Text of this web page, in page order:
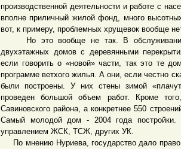
производственной деятельности и работе с
вполне приличный жилой фонд, много
вот, к примеру, проблемных хрущевок вообще
Но это вообще не так. В
двухэтажных домов с деревянными
если говорить о «новой» части, так это те
программе ветхого жилья. А они, если честно
были построены. У них стены зимой
проведен большой объем работ. Кроме
Савиновского района, а конкретнее 550
Самый молодой дом - 2004 года постройки.
управлением ЖСК, ТСЖ, других УК.
По мнению Нуриева, государство дало право